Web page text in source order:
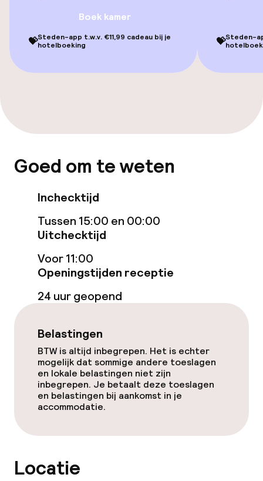
Gratis wifi
Eet- en drinkgelegenheden
Restaurant
24-uurs eetcafé
Eet- en drinkdiensten
Roomservice
Schoonmaakvoorzieningen
Wasservice
Zakelijke faciliteiten
Boek kamer
💝Steden-app t.w.v. €11,99 cadeau bij je
hotelboeking
💝Steden-
Goed om te weten
Inchecktijd
Tussen 15:00 en 00:00
Uitchecktijd
Voor 11:00
Openingstijden receptie
24 uur geopend
Belastingen
BTW is altijd inbegrepen. Het is echter
mogelijk dat sommige andere toeslagen
en lokale belastingen niet zijn
inbegrepen. Je betaalt deze toeslagen
en belastingen bij aankomst in je
accommodatie.
Locatie